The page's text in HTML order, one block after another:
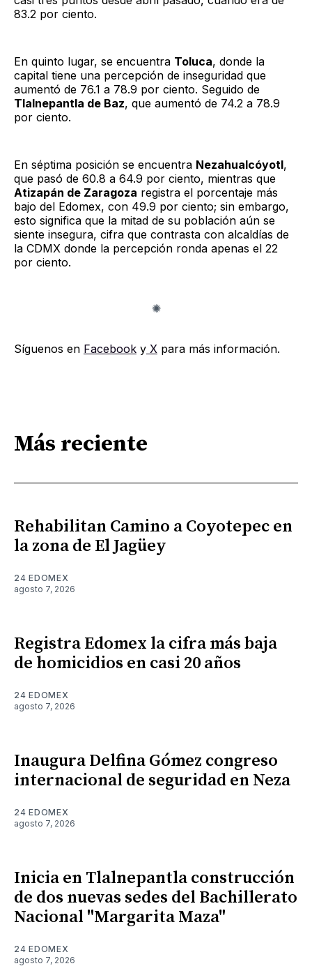
83.2 por ciento.
En quinto lugar, se encuentra Toluca, donde la
capital tiene una percepción de inseguridad que
aumentó de 76.1 a 78.9 por ciento. Seguido de
Tlalnepantla de Baz, que aumentó de 74.2 a 78.9
por ciento.
En séptima posición se encuentra Nezahualcóyotl,
que pasó de 60.8 a 64.9 por ciento, mientras que
Atizapán de Zaragoza registra el porcentaje más
bajo del Edomex, con 49.9 por ciento; sin embargo,
esto significa que la mitad de su población aún se
siente insegura, cifra que contrasta con alcaldías de
la CDMX donde la percepción ronda apenas el 22
por ciento.
Síguenos en Facebook y X para más información.
Más reciente
Rehabilitan Camino a Coyotepec en
la zona de El Jagüey
24 EDOMEX
agosto 7, 2026
Registra Edomex la cifra más baja
de homicidios en casi 20 años
24 EDOMEX
agosto 7, 2026
Inaugura Delfina Gómez congreso
internacional de seguridad en Neza
24 EDOMEX
agosto 7, 2026
Inicia en Tlalnepantla construcción
de dos nuevas sedes del Bachillerato
Nacional "Margarita Maza"
24 EDOMEX
agosto 7, 2026